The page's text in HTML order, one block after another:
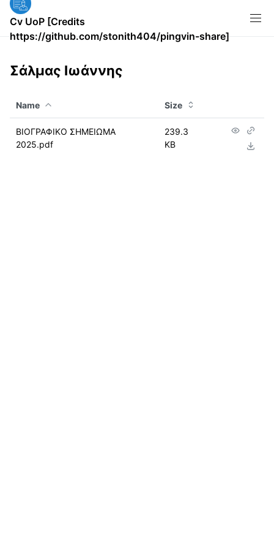
Cv UoP [Credits
https://github.com/stonith404/pingvin-share]
Σάλμας Ιωάννης
Name Size
ΒΙΟΓΡΑΦΙΚΟ ΣΗΜΕΙΩΜΑ
2025.pdf
239.3
KB